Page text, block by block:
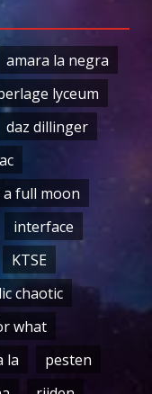
amara la negra
lyceum
daz dillinger
full moon
interface
KTSE
chaotic
what
la
pesten